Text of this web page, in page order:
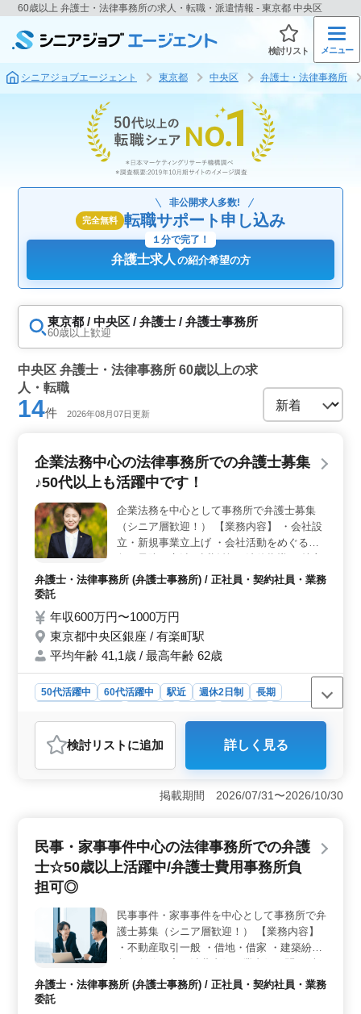
60歳以上 弁護士・法律事務所の求人・転職・派遣情報 - 東京都 中央区
検討リスト メニュー
シニアジョブエージェント 東京都 中央区 弁護士・法律事務所
完全無料
非公開求人多数!
転職サポート申し込み
弁護士求人 の紹介希望の方
１分で完了！
東京都 / 中央区 / 弁護士 / 弁護士事務所
60歳以上歓迎
中央区 弁護士・法律事務所 60歳以上の求
人・転職
14件 2026年08月07日更新
企業法務中心の法律事務所での弁護士募集
♪50代以上も活躍中です！
企業法務を中心として事務所で弁護士募集
（シニア層歓迎！） 【業務内容】 ・会社設
立・新規事業立上げ ・会社活動をめぐる紛
総会・取締役会・監査役会の運営指導 ・合
いる弁護士事務所です◯ 未経験分野の案件
も積極的サポートしてお教えします。 ＊個
人案件受任可 ＊弁護士登録費用事務所負担
＊未経験分野サポート ぜひ今までの経験を
活かして頂ける方のご応募お待ちしておりま
す！
弁護士・法律事務所 (弁護士事務所) / 正社員・契約社員・業務
委託
年収600万円〜1000万円
東京都中央区銀座 / 有楽町駅
平均年齢 41,1歳 / 最高年齢 62歳
50代活躍中 60代活躍中 駅近 週休2日制
長期
業務委託
おすすめポイント
＜企業法務中心・シニア層歓迎＞ 銀座・有楽町エリア
での法律事務所で、企業法務に特化した弁護士を募集し
ています。50代以上の経験豊富な方も活躍中。業務内容
待遇＞ 年収600万円〜1400万円。週休2日制で、残業ほ
ぼなし。交通費実費支給。社会保険完備で安心して働け
ます。個人案件受任可で、未経験分野にも挑戦できる環
境。女性も歓迎されており、働きやすい環境が整ってい
ます。 ＜事業内容と企業情報＞ 総合法律事務所と
して、多岐にわたる法務サービスを提供。平均年齢41.1
歳で、経験豊富なシニアスタッフも在籍。学術研究と専
門・技術サービス業において高いスキルを有します。
検討リスト に追加 詳しく見る
掲載期間 2026/07/31〜2026/10/30
民事・家事事件中心の法律事務所での弁護
士☆50歳以上活躍中/弁護士費用事務所負
担可◎
民事事件・家事事件を中心として事務所で弁
護士募集（シニア層歓迎！） 【業務内容】
・不動産取引一般 ・借地・借家 ・建築紛
・交通事故 ・医療事故（患者側） ・医療事
弁護士・法律事務所 (弁護士事務所) / 正社員・契約社員・業務
委託